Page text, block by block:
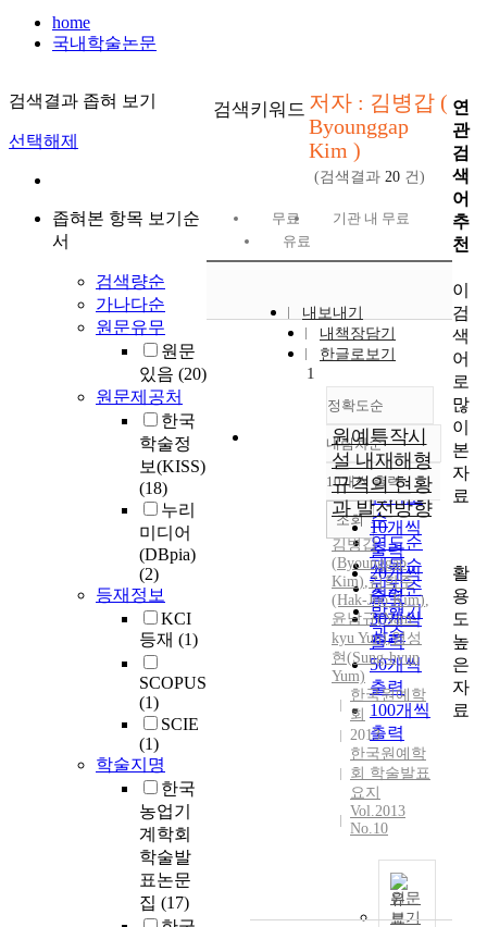
home
국내학술논문
검색결과 좁혀 보기
선택해제
좁혀본 항목 보기순
서
검색량순
가나다순
원문유무
원문
있음 (20)
원문제공처
한국
학술정
보(KISS)
(18)
누리
미디어
(DBpia)
(2)
등재정보
KCI
등재 (1)
SCOPUS
(1)
SCIE
(1)
학술지명
한국
농업기
계학회
학술발
표논문
집 (17)
검색키워드 저자 : 김병갑 (
Byounggap
Kim )
(검색결과 20 건)
무료
기관 내 무료
유료
내보내기
내책장담기
한글로보기
정확도순
정확도
순
인기도
순
연도순
제목순
저자순
발행기
관순
내림차순
내림차순
10개씩 출력
10개씩
출력
20개씩
출력
30개씩
출력
50개씩
출력
100개씩
출력
조회
1
원예특작시
설 내재해형
규격의 현황
과 발전방향
김병갑
(Byounggap
Kim),김학주
(Hak-JooKim),
윤남규(Nam-
kyu Yun),염성
현(Sung-hyun
Yum)
한국원예학
회
2013
한국원예학
회 학술발표
요지
Vol.2013
No.10
원문
보기
연
관
검
색
어
추
천
이
검
색
어
로
많
이
본
자
료
활
용
도
높
은
자
료